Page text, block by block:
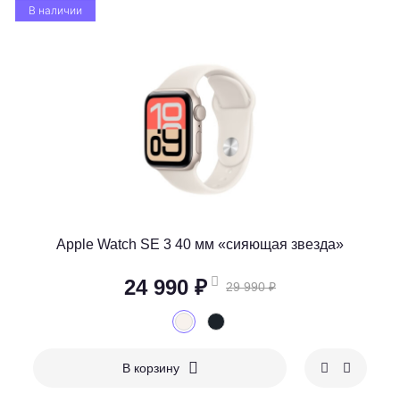
В наличии
Apple Watch SE 3 40 мм «сияющая звезда»
24 990 ₽ 29 990 ₽
В корзину